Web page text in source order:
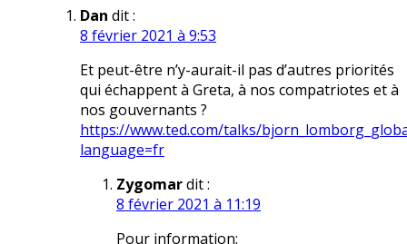
Dan dit :
8 février 2021 à 9:53
Et peut-être n’y-aurait-il pas d’autres priorités
qui échappent à Greta, à nos compatriotes et à
nos gouvernants ?
https://www.ted.com/talks/
language=fr
Zygomardit :
8 février 2021 à 11:19
Pour information: